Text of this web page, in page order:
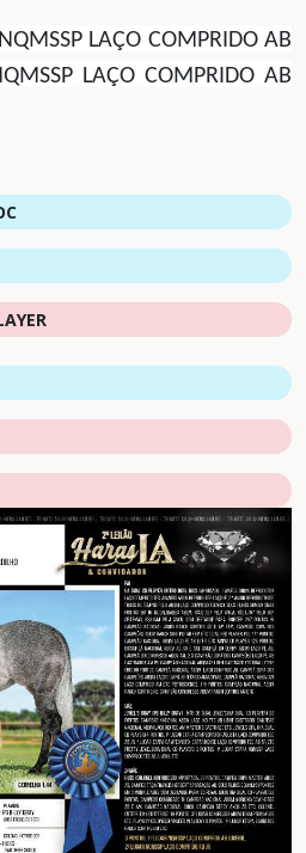
LAÇO COMPRIDO AB
LAÇO COMPRIDO AB